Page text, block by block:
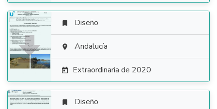

 Diseño
 Andalucía
 Extraordinaria de 2020
 Diseño